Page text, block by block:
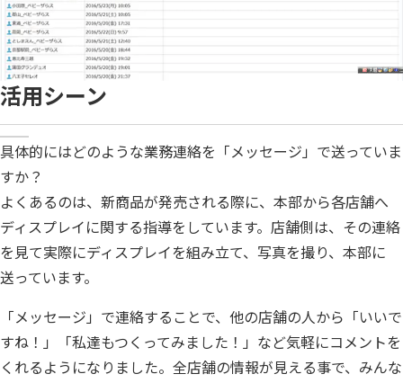
活用シーン
具体的にはどのような業務連絡を「メッセージ」で送っていま
すか？
よくあるのは、新商品が発売される際に、本部から各店舗へ
ディスプレイに関する指導をしています。店舗側は、その連絡
を見て実際にディスプレイを組み立て、写真を撮り、本部に
送っています。
「メッセージ」で連絡することで、他の店舗の人から「いいで
すね！」「私達もつくってみました！」など気軽にコメントを
くれるようになりました。全店舗の情報が見える事で、みんな